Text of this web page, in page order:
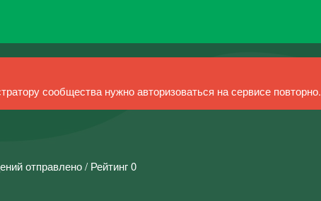
сообщества нужно авторизоваться на сервисе повторно.
отправлено / Рейтинг 0